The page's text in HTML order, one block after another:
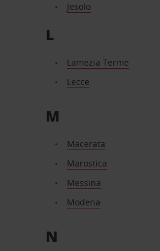
Jesolo
L
Lamezia Terme
Lecce
M
Macerata
Marostica
Messina
Modena
N